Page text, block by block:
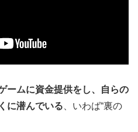
ームに資金提供をし、自らの
に潜んでいる 、いわば“裏の